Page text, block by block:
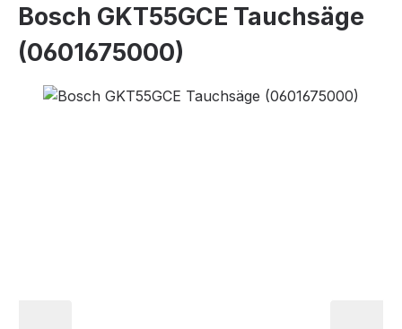
Bosch GKT55GCE Tauchsäge
(0601675000)
Bildergalerie überspringen